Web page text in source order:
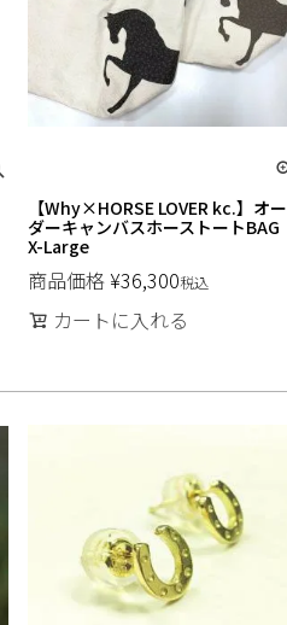
【Why×HORSE LOVER kc.】オー
ダーキャンバスホーストートBAG
X-Large
商品価格 ¥36,300税込
カートに入れる